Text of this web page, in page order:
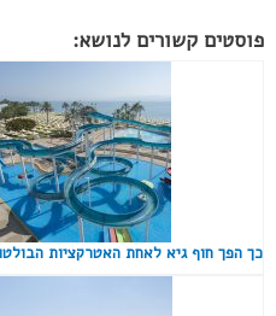
פוסטים קשורים לנושא:
כך הפך חוף גיא לאחת האטרקציות